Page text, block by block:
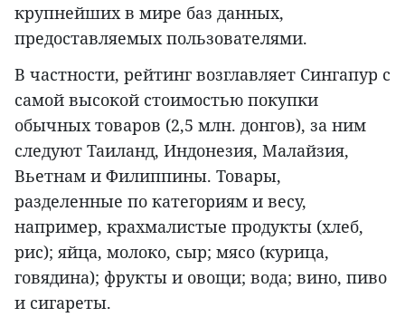
крупнейших в мире баз данных,
предоставляемых пользователями.
В частности, рейтинг возглавляет Сингапур с
самой высокой стоимостью покупки
обычных товаров (2,5 млн. донгов), за ним
следуют Таиланд, Индонезия, Малайзия,
Вьетнам и Филиппины. Товары,
разделенные по категориям и весу,
например, крахмалистые продукты (хлеб,
рис); яйца, молоко, сыр; мясо (курица,
говядина); фрукты и овощи; вода; вино, пиво
и сигареты.